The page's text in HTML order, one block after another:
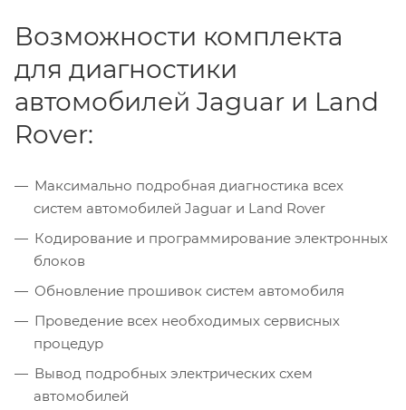
Возможности комплекта
для диагностики
автомобилей Jaguar и Land
Rover:
Максимально подробная диагностика всех
систем автомобилей Jaguar и Land Rover
Кодирование и программирование электронных
блоков
Обновление прошивок систем автомобиля
Проведение всех необходимых сервисных
процедур
Вывод подробных электрических схем
автомобилей